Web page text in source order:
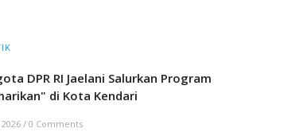
DPR RI Jaelani Salurkan Program
di Kota Kendari
/ 0 Comments